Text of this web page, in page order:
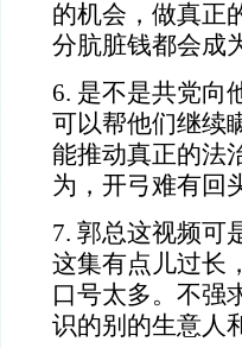
的机会，做真正
分肮脏钱都会成
6. 是不是共党向
可以帮他们继续
能推动真正的法
为，开弓难有回
7. 郭总这视频可
这集有点儿过长
口号太多。不强
识的别的生意人